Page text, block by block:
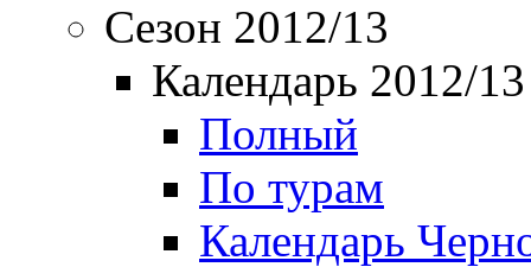
Сезон 2012/13
Календарь 2012/13
Полный
По турам
Календарь